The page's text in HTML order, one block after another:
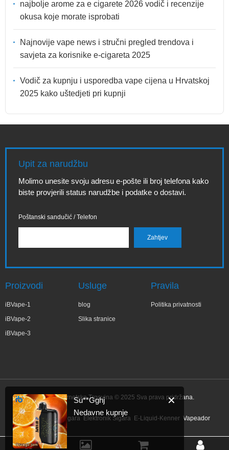
najbolje arome za e cigarete 2026 vodič i recenzije
okusa koje morate isprobati
Najnovije vape news i stručni pregled trendova i
savjeta za korisnike e-cigareta 2025
Vodič za kupnju i usporedba vape cijena u Hrvatskoj
2025 kako uštedjeti pri kupnji
Upit za narudžbu
Molimo unesite svoju adresu e-pošte ili broj telefona kako
biste provjerili status narudžbe i podatke o dostavi.
Poštanski sandučić / Telefon
Proizvodi
iBVape-1
iBVape-2
iBVape-3
Usluge
blog
Slika stranice
Pravila
Politika privatnosti
IBVape Internetska Trgovina © 2025 Sva prava pridržana.
Link: Elektronik Sigara Elektronik Sigara E-Liquid-Kenner Vapeador
✕
Su**Gghj
Nedavne kupnje